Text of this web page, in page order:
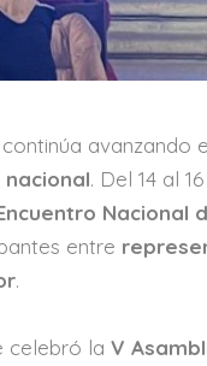
continúa avanzando
. Del 14 al
Nacional
entre
.
celebró laV